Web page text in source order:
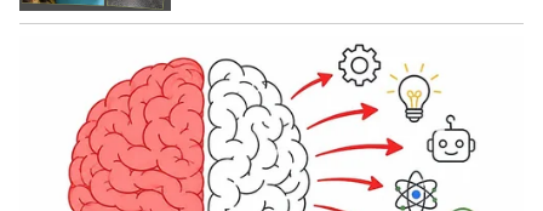
ಹೇಳಿದ್ದಾರೆ. ಇನ್ನೂ ಹಲವಾರು ಜನ ಅಲ್ಲ ನಮ್ಮ ಡೈರೆಕ್ಟರ್ಸ್
ಕಣ್ಣು ಮುಚ್ಚಿ ಕೂತಿದ್ದಾರ ಹೇಗೆ? ಯಾಕೆ ಅವರಿಗೆ ಇಂತ
ಬ್ಯೂಟಿ ಕಣ್ಣಿಗೆ ಕಾಣಿಸ್ತಿಲ್ಲ. ಇವರನ್ನ ಇಟ್ಕೊಂಡು ಯಾಕೆ ಫಿಲಂ
ಮಾಡ್ತಿಲ್ಲ ಅಂತಾನೂ ಕೇಳಿದ್ದಾರೆ.